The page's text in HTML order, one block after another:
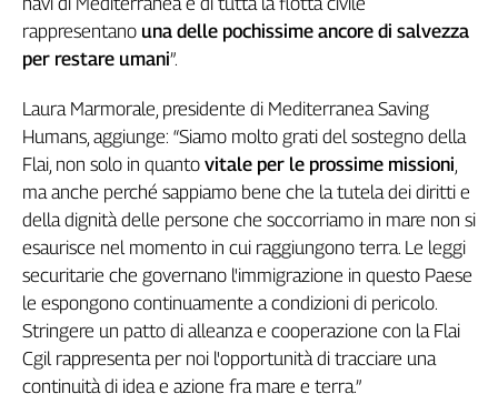
Idea
Diffusa
Le
trasmissioni
tv
Work
Progress
nel
Lavoro
Territori
rappresentano una delle pochissime ancore di salvezza
per restare umani”.
Laura Marmorale, presidente di Mediterranea Saving
Humans, aggiunge: “Siamo molto grati del sostegno della
Flai, non solo in quanto vitale per le prossime missioni,
ma anche perché sappiamo bene che la tutela dei diritti e
della dignità delle persone che soccorriamo in mare non si
esaurisce nel momento in cui raggiungono terra. Le leggi
securitarie che governano l'immigrazione in questo Paese
le espongono continuamente a condizioni di pericolo.
Stringere un patto di alleanza e cooperazione con la Flai
Cgil rappresenta per noi l'opportunità di tracciare una
continuità di idea e azione fra mare e terra.”